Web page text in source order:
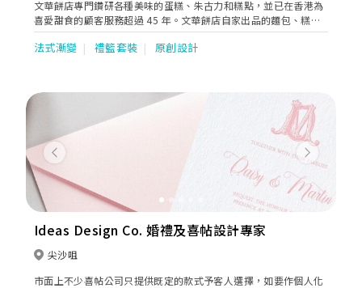
文華餅店專門鑽研各種美味的蛋糕、朱古力和糕點，並已在香港為
喜愛甜食的顧客服務超過 45 年。文華餅店自家出品的麵包、糕點
及精製蛋糕令人垂涎三尺，看起來仿似精緻雕塑。
法式漸變 禮籃套裝 原創設計
Previous Next
Ideas Design Co. 婚禮及喜帖設計專家
尖沙咀
市面上不少喜帖公司只提供既定的款式予客人選擇，如要作個人化